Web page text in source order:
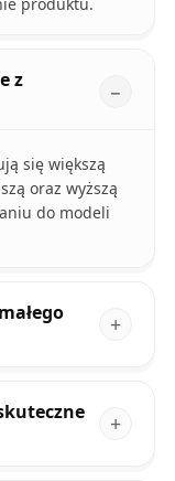
z
się większą
oraz wyższą
do modeli